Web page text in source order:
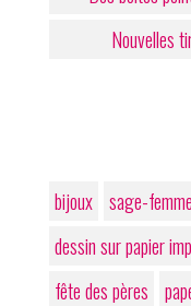
Nouvelles
bijoux sage-femme
dessin sur papier
fête des pères